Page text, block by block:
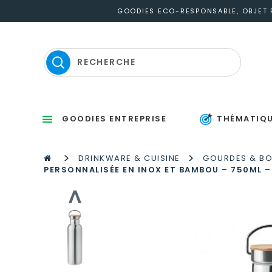
GOODIES ECO-RESPONSABLE,
GOODIES ENTREPRISE
> DRINKWARE & CUISINE > GOURDES &
PERSONNALISÉE EN INOX ET BAMBOU – 750ML